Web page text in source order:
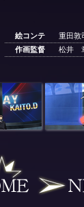
絵コンテ
重田敦
作画監督 松井